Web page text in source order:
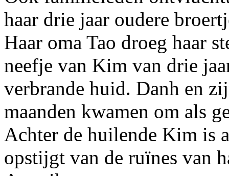
haar drie jaar oudere
Haar oma Tao droeg haar
neefje van Kim van drie
verbrande huid. Danh en
maanden kwamen om als
Achter de huilende Kim is
opstijgt van de ruïnes van